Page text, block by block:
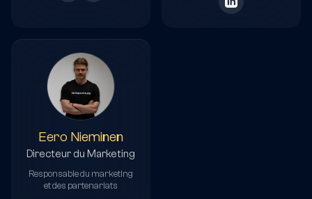
Eero Nieminen
Directeur du Marketing
Responsable du marketing
et des partenariats